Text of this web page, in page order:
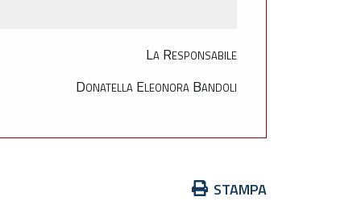
La Responsabile
Donatella Eleonora Bandoli
Azioni STAMPA